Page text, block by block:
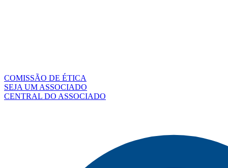
COMISSÃO DE ÉTICA
SEJA UM ASSOCIADO
CENTRAL DO ASSOCIADO